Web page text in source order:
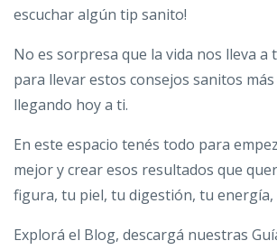
escuchar algún tip sanito!
No es sorpresa que la vida nos lleva
para llevar estos consejos sanitos
llegando hoy a ti.
En este espacio tenés todo para
mejor y crear esos resultados que
figura, tu piel, tu digestión, tu
Explorá el Blog, descargá nuestras